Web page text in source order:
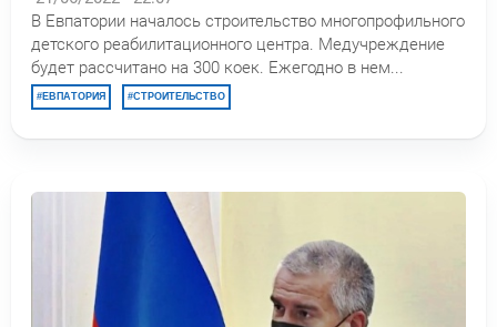
В Евпатории началось строительство многопрофильного
детского реабилитационного центра. Медучреждение
будет рассчитано на 300 коек. Ежегодно в нем...
ЕВПАТОРИЯ СТРОИТЕЛЬСТВО